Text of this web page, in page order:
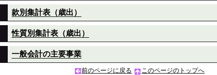
款別集計表（歳出）
性質別集計表（歳出）
一般会計の主要事業
前のページに戻る このページのトップへ